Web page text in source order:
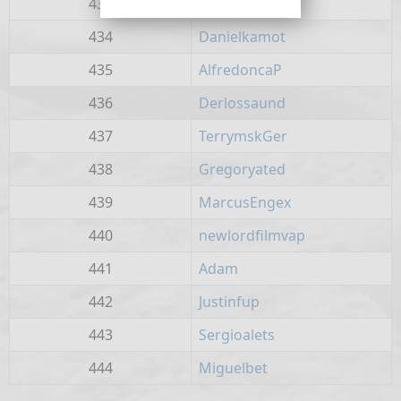
434
Danielkamot
435
AlfredoncaP
436
Derlossaund
437
TerrymskGer
438
Gregoryated
439
MarcusEngex
440
newlordfilmvap
441
Adam
442
Justinfup
443
Sergioalets
444
Miguelbet